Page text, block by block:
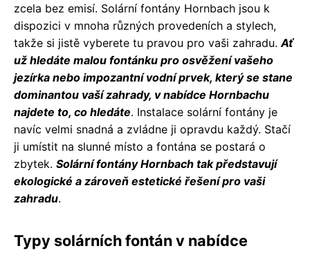
zcela bez emisí. Solární fontány Hornbach jsou k
dispozici v mnoha různých provedeních a stylech,
takže si jistě vyberete tu pravou pro vaši zahradu. Ať
už hledáte malou fontánku pro osvěžení vašeho
jezírka nebo impozantní vodní prvek, který se stane
dominantou vaší zahrady, v nabídce Hornbachu
najdete to, co hledáte. Instalace solární fontány je
navíc velmi snadná a zvládne ji opravdu každý. Stačí
ji umístit na slunné místo a fontána se postará o
zbytek. Solární fontány Hornbach tak představují
ekologické a zároveň estetické řešení pro vaši
zahradu.
Typy solárních fontán v nabídce